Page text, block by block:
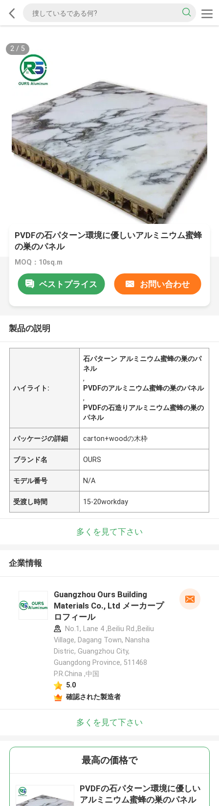
2/ 5
PVDFの石パターン環境に優しいアルミニウム蜜蜂
の巣のパネル
MOQ：10sq.m
ベストプライス お問い合わせ
製品の説明
ハイライト:
石パターン アルミニウム蜜蜂の巣のパ
ネル
,
PVDFのアルミニウム蜜蜂の巣のパネル
,
PVDFの石造りアルミニウム蜜蜂の巣の
パネル
パッケージの詳細 carton+woodの木枠
ブランド名 OURS
モデル番号 N/A
受渡し時間 15-20workday
多くを見て下さい
企業情報
Guangzhou Ours Building
Materials Co., Ltd メーカープ
ロフィール
No.1, Lane 4 ,Beiliu Rd.,Beiliu
Village, Dagang Town, Nansha
Distric, Guangzhou City,
Guangdong Province, 511468
P.R.China ,中国
5.0
確認された製造者
多くを見て下さい
最高の価格で
PVDFの石パターン環境に優しい
アルミニウム蜜蜂の巣のパネル